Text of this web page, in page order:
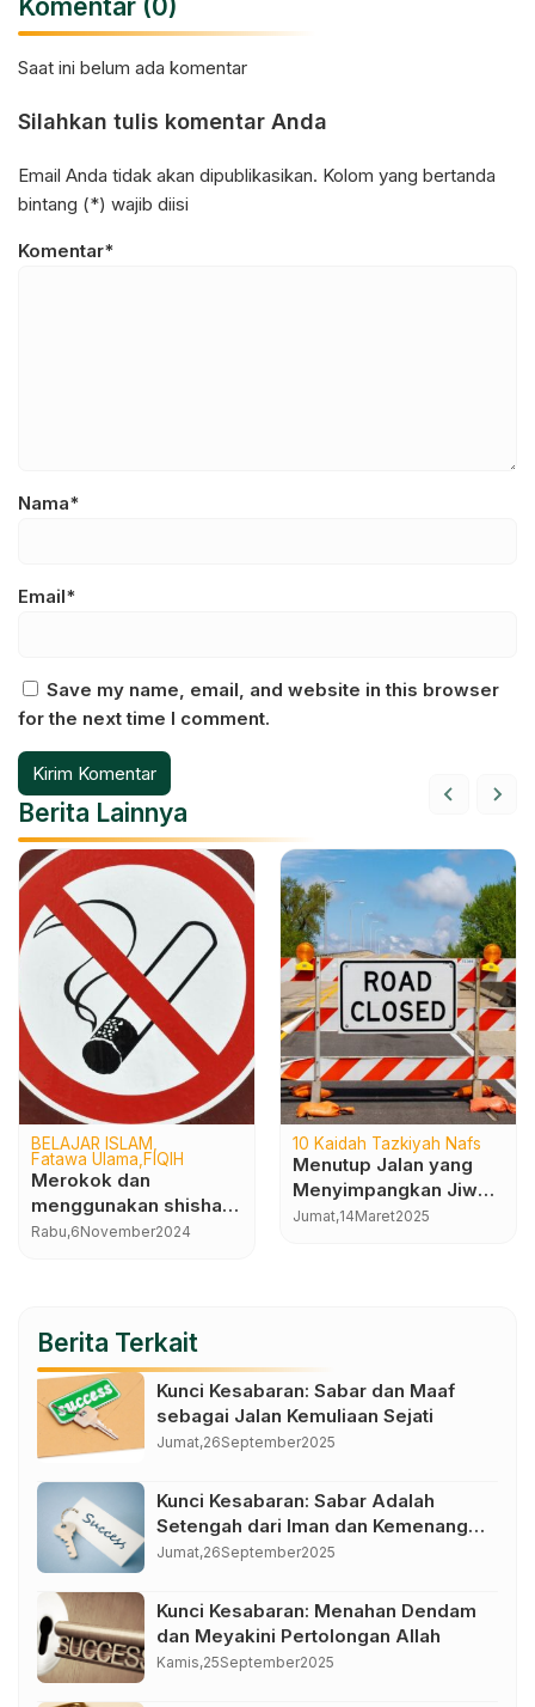
Komentar (0)
Saat ini belum ada komentar
Silahkan tulis komentar Anda
Email Anda tidak akan dipublikasikan. Kolom yang bertanda
bintang (*) wajib diisi
Komentar*
Nama*
Email*
Save my name, email, and website in this browser
for the next time I comment.
Berita Lainnya
BELAJAR ISLAM
Fatawa Ulama FIQIH
Merokok dan
menggunakan shisha
bagaimana hukumnya ?
Rabu,6November2024
10 Kaidah Tazkiyah Nafs
Menutup Jalan yang
Menyimpangkan Jiwa
dari Kesucian Menuju
Jumat,14Maret2025
Berita Terkait
Kunci Kesabaran: Sabar dan Maaf
sebagai Jalan Kemuliaan Sejati
Jumat,26September2025
Kunci Kesabaran: Sabar Adalah
Setengah dari Iman dan Kemenangan
dalam Kendali Diri
Jumat,26September2025
Kunci Kesabaran: Menahan Dendam
dan Meyakini Pertolongan Allah
Kamis,25September2025